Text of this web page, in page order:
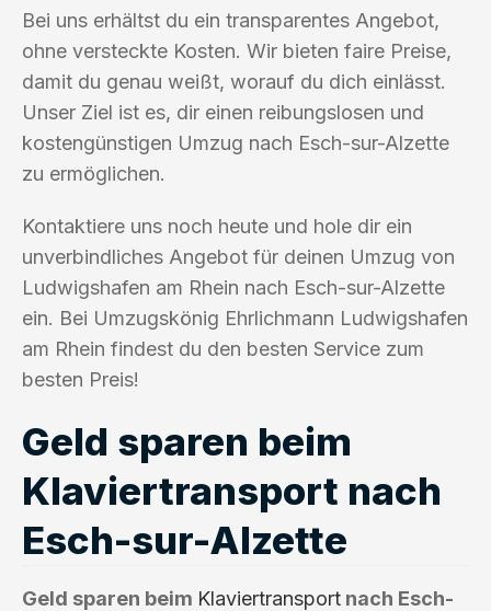
Bei uns erhältst du ein transparentes Angebot,
ohne versteckte Kosten. Wir bieten faire Preise,
damit du genau weißt, worauf du dich einlässt.
Unser Ziel ist es, dir einen reibungslosen und
kostengünstigen Umzug nach Esch-sur-Alzette
zu ermöglichen.
Kontaktiere uns noch heute und hole dir ein
unverbindliches Angebot für deinen Umzug von
Ludwigshafen am Rhein nach Esch-sur-Alzette
ein. Bei Umzugskönig Ehrlichmann Ludwigshafen
am Rhein findest du den besten Service zum
besten Preis!
Geld sparen beim
Klaviertransport nach
Esch-sur-Alzette
Geld sparen beim Klaviertransport nach Esch-